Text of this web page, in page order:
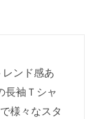
ンド感あ
長袖Ｔシャ
様々なスタ